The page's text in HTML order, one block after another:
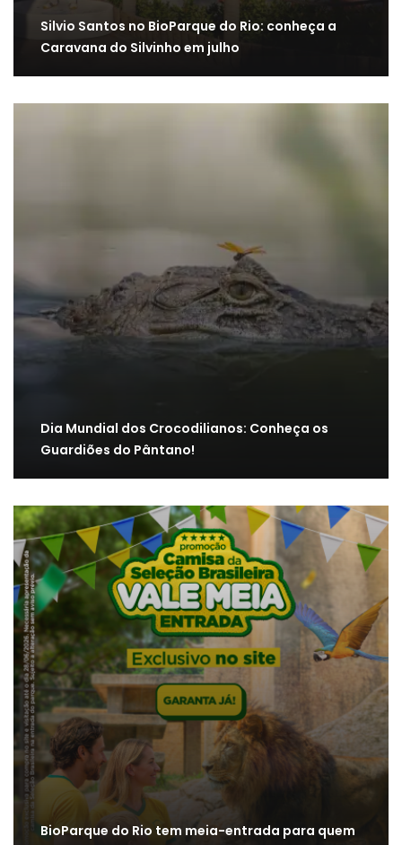
Silvio Santos no BioParque do Rio: conheça a
Caravana do Silvinho em julho
Dia Mundial dos Crocodilianos: Conheça os
Guardiões do Pântano!
BioParque do Rio tem meia-entrada para quem